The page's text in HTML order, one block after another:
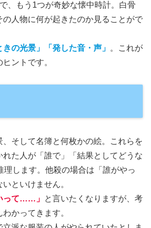
、もう1つが奇妙な懐中時計。白骨
の人物に何が起きたのか見ることがで
きの光景」「発した音・声」 。これが
ントです。
そして名簿と何枚かの絵。これらを
れた人が「誰で」「結果としてどうな
理します。他殺の場合は「誰がやっ
といけません。
って……」 と言いたくなりますが、考
かってきます。